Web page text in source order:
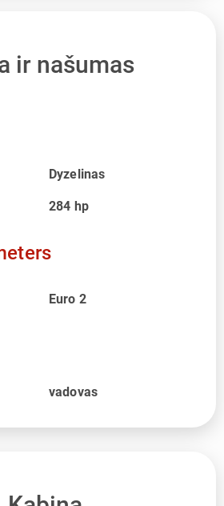
ir našumas
Dyzelinas
284 hp
Euro 2
vadovas